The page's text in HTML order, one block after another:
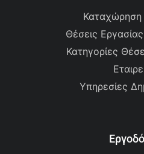
Καταχώρηση
Θέσεις
Κατηγορίες
Υπηρεσίες